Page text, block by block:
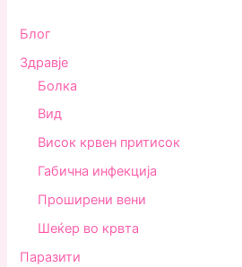
Блог
Здравjе
Болка
Вид
Висок крвен притисок
Габична инфекција
Проширени вени
Шеќер во крвта
Паразити